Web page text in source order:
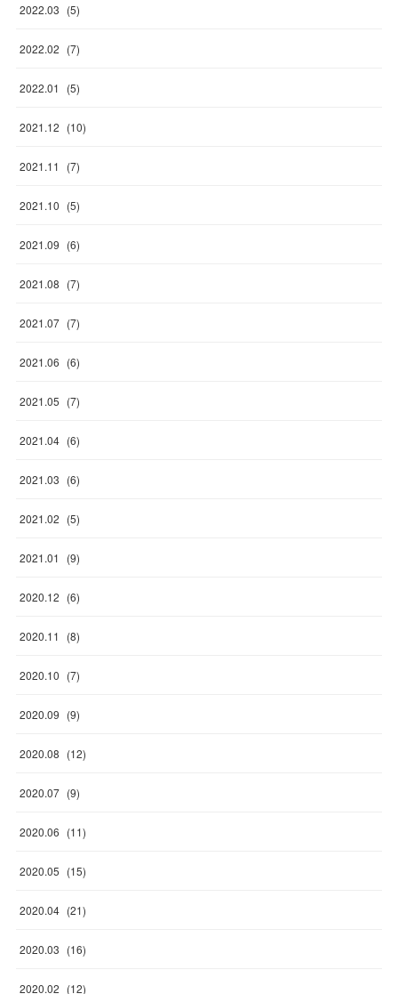
2022.03 (5)
2022.02 (7)
2022.01 (5)
2021.12 (10)
2021.11 (7)
2021.10 (5)
2021.09 (6)
2021.08 (7)
2021.07 (7)
2021.06 (6)
2021.05 (7)
2021.04 (6)
2021.03 (6)
2021.02 (5)
2021.01 (9)
2020.12 (6)
2020.11 (8)
2020.10 (7)
2020.09 (9)
2020.08 (12)
2020.07 (9)
2020.06 (11)
2020.05 (15)
2020.04 (21)
2020.03 (16)
2020.02 (12)